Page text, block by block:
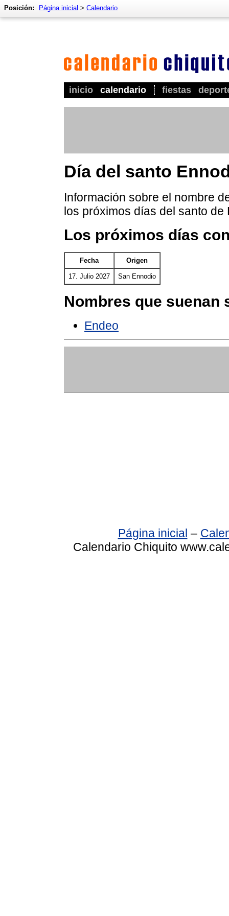
inicio calendario fiestas
Posición: Página inicial > Calendario
Día del santo
Información sobre el nombre
los próximos días del santo de
Los próximos días
Fecha Origen
17. Julio 2027 San Ennodio
Nombres que suenan
Endeo
Página inicial –
Calendario Chiquito